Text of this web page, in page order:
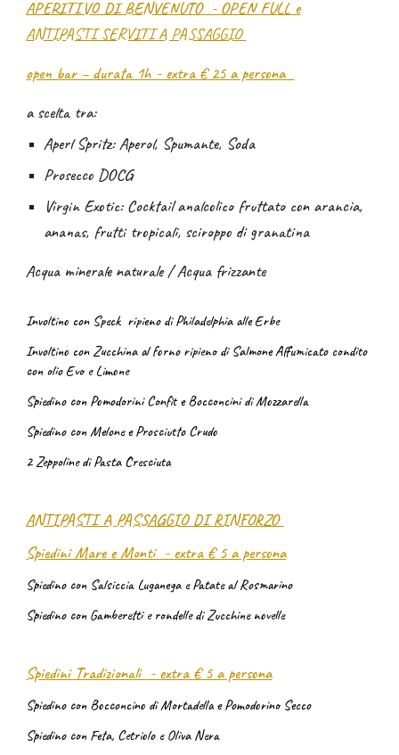
APERITIVO DI BENVENUTO - OPEN FULL e
ANTIPASTI SERVITI A PASSAGGIO
open bar – durata 1h - extra € 25 a persona
a scelta tra:
Aperl Spritz: Aperol, Spumante, Soda
Prosecco DOCG
Virgin Exotic: Cocktail analcolico fruttato con arancia,
ananas, frutti tropicali, sciroppo di granatina
Acqua minerale naturale / Acqua frizzante
Involtino con Speck ripieno di Philadelphia alle Erbe
Involtino con Zucchina al forno ripieno di Salmone Affumicato condito
con olio Evo e Limone
Spiedino con Pomodorini Confit e Bocconcini di Mozzarella
Spiedino con Melone e Prosciutto Crudo
2 Zeppoline di Pasta Cresciuta
ANTIPASTI A PASSAGGIO DI RINFORZO
Spiedini Mare e Monti - extra € 5 a persona
Spiedino con Salsiccia Luganega e Patate al Rosmarino
Spiedino con Gamberetti e rondelle di Zucchine novelle
Spiedini Tradizionali - extra € 5 a persona
Spiedino con Bocconcino di Mortadella e Pomodorino Secco
Spiedino con Feta, Cetriolo e Oliva Nera